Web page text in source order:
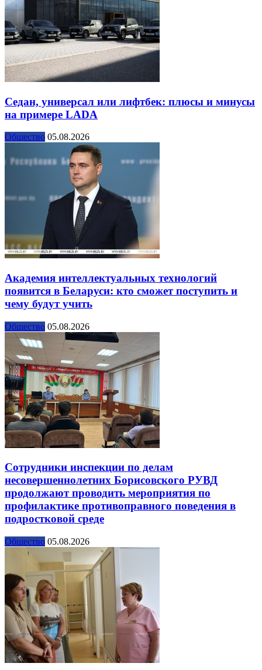
Седан, универсал или лифтбек: плюсы и минусы
на примере LADA
Общество 05.08.2026
Академия интеллектуальных технологий
появится в Беларуси: кто сможет поступить и
чему будут учить
Общество 05.08.2026
Сотрудники инспекции по делам
несовершеннолетних Борисовского РУВД
продолжают проводить мероприятия по
профилактике противоправного поведения в
подростковой среде
Общество 05.08.2026